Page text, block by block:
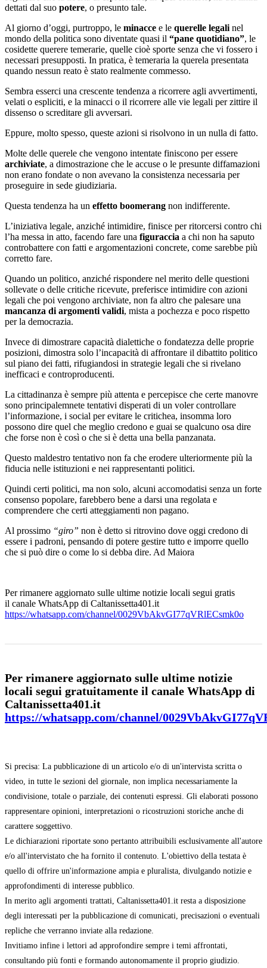
dettati dal suo potere, o presunto tale.
Al giorno d’oggi, purtroppo, le minacce e le querelle legali nel
mondo della politica sono diventate quasi il “pane quotidiano”, le
cosidette querere temerarie, quelle cioè sporte senza che vi fossero i
necessari presupposti. In pratica, è temeraria la querela presentata
quando nessun reato è stato realmente commesso.
Sembra esserci una crescente tendenza a ricorrere agli avvertimenti,
velati o espliciti, e la minacci o il ricorrere alle vie legali per zittire il
dissenso o screditare gli avversari.
Eppure, molto spesso, queste azioni si risolvono in un nulla di fatto.
Molte delle querele che vengono intentate finiscono per essere
archiviate, a dimostrazione che le accuse o le presunte diffamazioni
non erano fondate o non avevano la consistenza necessaria per
proseguire in sede giudiziaria.
Questa tendenza ha un effetto boomerang non indifferente.
L’iniziativa legale, anziché intimidire, finisce per ritorcersi contro chi
l’ha messa in atto, facendo fare una figuraccia a chi non ha saputo
controbattere con fatti e argomentazioni concrete, come sarebbe più
corretto fare.
Quando un politico, anziché rispondere nel merito delle questioni
sollevate o delle critiche ricevute, preferisce intimidire con azioni
legali che poi vengono archiviate, non fa altro che palesare una
mancanza di argomenti validi, mista a pochezza e poco rispetto
per la democrazia.
Invece di dimostrare capacità dialettiche o fondatezza delle proprie
posizioni, dimostra solo l’incapacità di affrontare il dibattito politico
sul piano dei fatti, rifugiandosi in strategie legali che si rivelano
inefficaci e controproducenti.
La cittadinanza è sempre più attenta e percepisce che certe manovre
sono principalemnete tentativi disperati di un voler controllare
l’informazione, i social per evitare le critichea, insomma loro
possono dire quel che meglio credono e guai se qualcuno osa dire
che forse non è così o che si è detta una bella panzanata.
Questo maldestro tentativo non fa che erodere ulteriormente più la
fiducia nelle istituzioni e nei rappresentanti politici.
Quindi certi politici, ma non solo, alcuni accomodatisi senza un forte
consenso popolare, farebbero bene a darsi una regolata e
comprendere che certi atteggiamenti non pagano.
Al prossimo “giro” non è detto si ritrovino dove oggi credono di
essere i padroni, pensando di potere gestire tutto e imporre quello
che si può dire o come lo si debba dire. Ad Maiora
Per rimanere aggiornato sulle ultime notizie locali segui gratis
il canale WhatsApp di Caltanissetta401.it
https://whatsapp.com/channel/0029VbAkvGI77qVRlECsmk0o
Per rimanere aggiornato sulle ultime notizie
locali segui gratuitamente il canale WhatsApp di
Caltanissetta401.it
https://whatsapp.com/channel/
Si precisa: La pubblicazione di un articolo e/o di un'intervista scritta o
video, in tutte le sezioni del giornale, non implica necessariamente la
condivisione, totale o parziale, dei contenuti espressi. Gli elaborati possono
rappresentare opinioni, interpretazioni o ricostruzioni storiche anche di
carattere soggettivo.
Le dichiarazioni riportate sono pertanto attribuibili esclusivamente all'autore
e/o all'intervistato che ha fornito il contenuto. L'obiettivo della testata è
quello di offrire un'informazione ampia e pluralista, divulgando notizie e
approfondimenti di interesse pubblico.
In merito agli argomenti trattati, Caltanissetta401.it resta a disposizione
degli interessati per la pubblicazione di comunicati, precisazioni o eventuali
repliche che verranno inviate alla redazione.
Invitiamo infine i lettori ad approfondire sempre i temi affrontati,
consultando più fonti e formando autonomamente il proprio giudizio.